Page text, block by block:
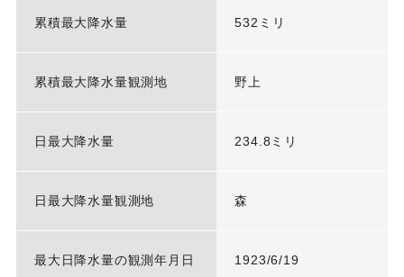
累積最大降水量 532ミリ
累積最大降水量観測地 野上
日最大降水量 234.8ミリ
日最大降水量観測地 森
最大日降水量の観測年月日 1923/6/19